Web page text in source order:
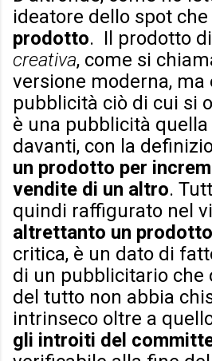
ideatore dello spot che
prodotto. Il prodotto di
creativa, come si
versione moderna, ma
pubblicità ciò di cui si
è una pubblicità
davanti, con la
un prodotto per
vendite di un altro.
quindi raffigurato nel
altrettanto un prodotto
critica, è un dato di
di un pubblicitario che
del tutto non abbia
intrinseco oltre a
gli introiti del